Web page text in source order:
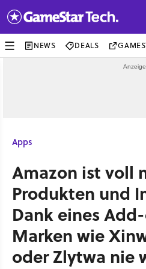
NEWS DEALS
Apps
Amazon ist voll
Produkten und
Dank eines
Marken wie
oder Zlytwa nie